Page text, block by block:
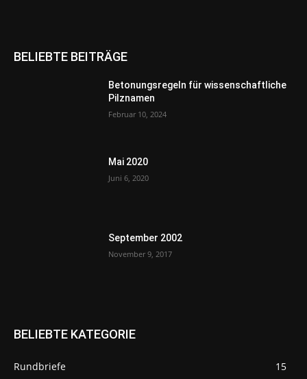
BELIEBTE BEITRÄGE
Betonungsregeln für wissenschaftliche
Pilznamen
Februar 10, 2024
Mai 2020
Juni 6, 2020
September 2002
November 9, 2017
BELIEBTE KATEGORIE
Rundbriefe 15